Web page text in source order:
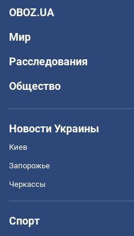
OBOZ.UA
Мир
Расследования
Общество
Новости Украины
Киев
Запорожье
Черкассы
Спорт